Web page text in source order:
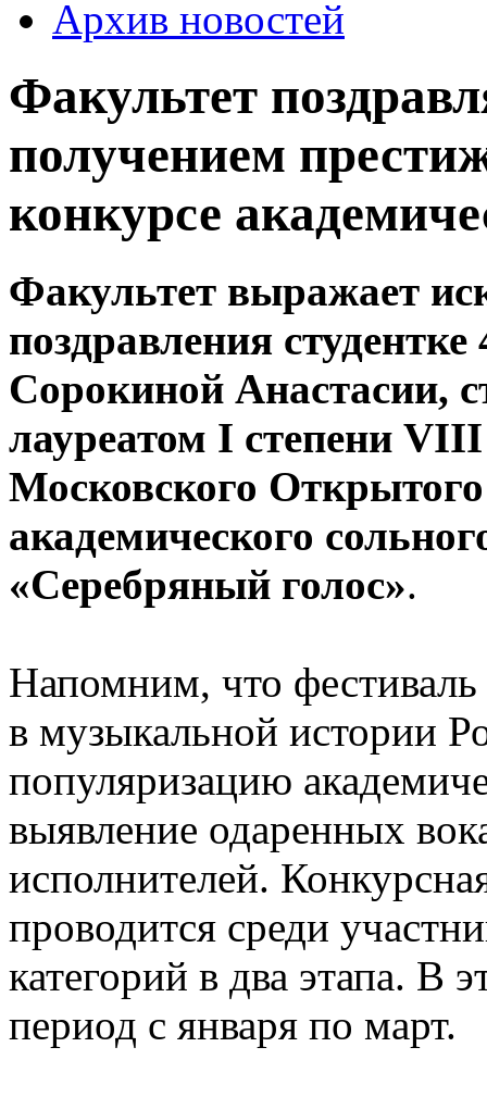
Архив новостей
Факультет
получением
конкурсе
Факультет выражает
поздравления студентке
Сорокиной Анастасии,
лауреатом I степени VIII
Московского
академического
«Серебряный голос».
Напомним, что
в музыкальной истории
популяризацию
выявление одаренных
исполнителей.
проводится среди
категорий в два этапа. В
период с января по март.